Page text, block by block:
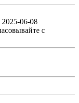
06-08
с